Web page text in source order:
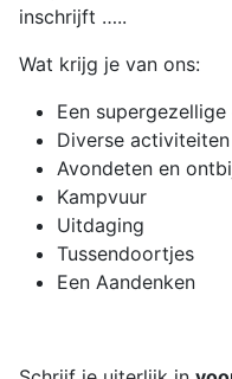
inschrijft …..
Wat krijg je van ons:
Een
Diverse activiteiten
Avondeten en
Kampvuur
Uitdaging
Tussendoortjes
Een Aandenken